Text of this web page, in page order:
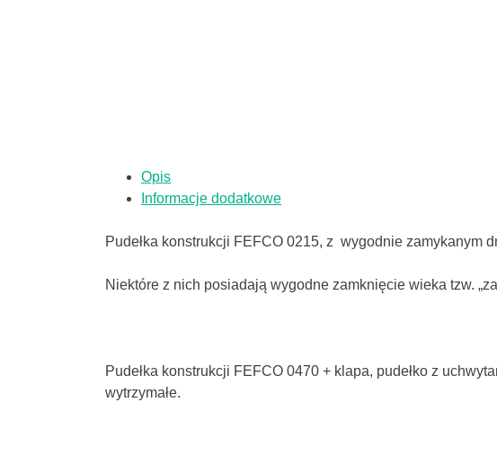
Opis
Informacje dodatkowe
Pudełka konstrukcji FEFCO 0215, z wygodnie zamykanym
Niektóre z nich posiadają wygodne zamknięcie wieka tzw.
Pudełka konstrukcji FEFCO 0470 + klapa, pudełko z
wytrzymałe.